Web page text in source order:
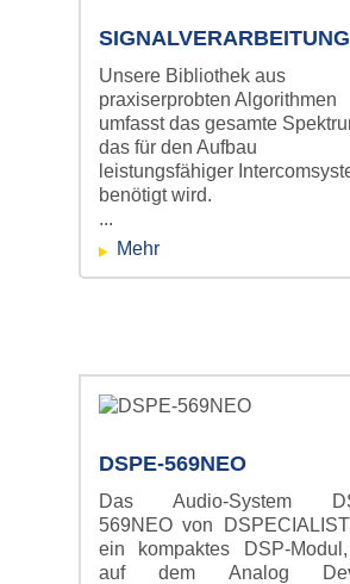
entwickeln in
und
SIGNALVERARBEITUNG
Unsere Bibliothek aus
praxiserprobten Algorithmen
umfasst das gesamte
das für den Aufbau
leistungsfähiger
benötigt wird.
...
Mehr
DSPE-569NEO
Das Audio-System
569NEO von
ein kompaktes DSP-
auf dem Analog